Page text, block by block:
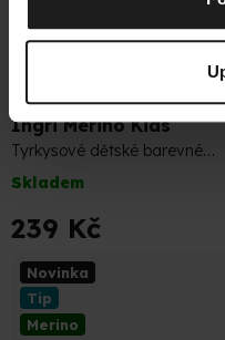
Ingri Merino Kids
Tyrkysové dětské barevné
ponožky s nižším úpletem
Skladem
239 Kč
Novinka
Tip
Merino